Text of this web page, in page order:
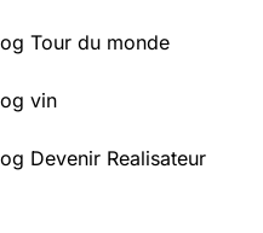
Tour du monde
vin
Devenir Realisateur